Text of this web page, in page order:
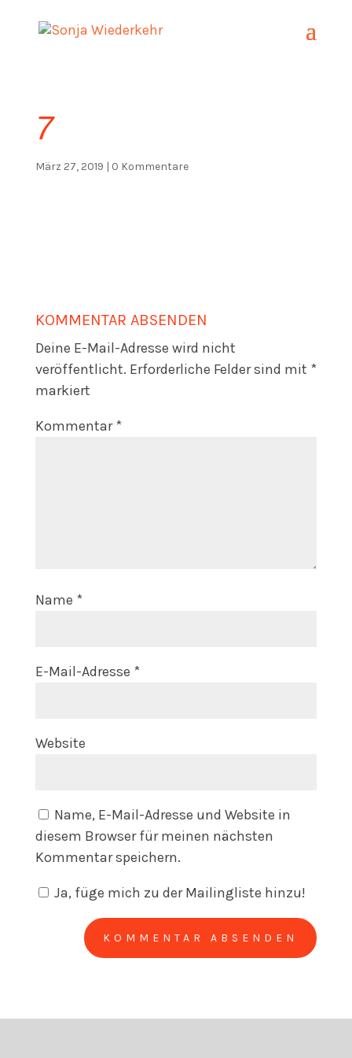
7
März 27, 2019 | 0 Kommentare
KOMMENTAR ABSENDEN
Deine E-Mail-Adresse wird nicht
veröffentlicht. Erforderliche Felder sind mit *
markiert
Kommentar*
Name *
E-Mail-Adresse *
Website
Name, E-Mail-Adresse und Website in
diesem Browser für meinen nächsten
Kommentar speichern.
Ja, füge mich zu der Mailingliste hinzu!